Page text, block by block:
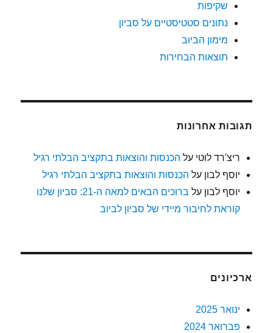
שקיפות
נתונים סטטיסטיים על סביון
מימון הביוב
תוצאות הבחירות
תגובות אחרונות
ריצ'רד לוטי על הכנסות והוצאות בתקציב הבלתי רגיל
יוסף לבון על הכנסות והוצאות בתקציב הבלתי רגיל
יוסף לבון על
ברוכים הבאים למאה ה-21: סביון שלנו
קוראת לחיבור מיידי של סביון לביוב
ארכיונים
ינואר 2025
פברואר 2024